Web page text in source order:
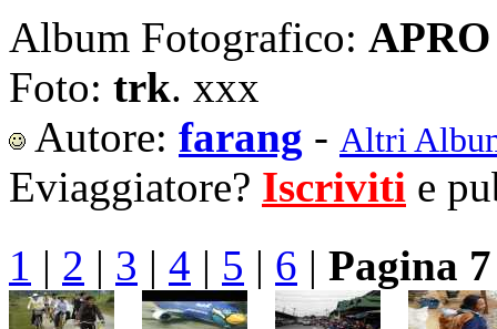
Album Fotografico:
Foto: trk. xxx
Autore: farang - Altri
Eviaggiatore? Iscriviti e
1 | 2 | 3 | 4 | 5 | 6 | Pagina 7